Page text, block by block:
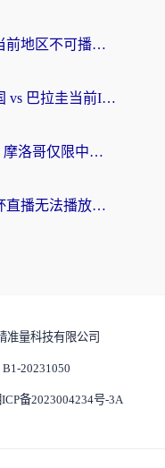
在加拿大看抖音世界杯当前地区不可播放？海外党体育观赛终极指南
在海外看世界杯直播德国 vs 巴拉圭当前IP受限制？这篇指南帮你轻松解决地区限制
在国外看世界杯法国 VS 摩洛哥仅限中国大陆？别让地域限制拦下你的欢呼
在澳大利亚看抖音世界杯直播无法播放？海外党体育观赛终极指南来了！
准量科技有限公司
20231050
备2023004234号-3A